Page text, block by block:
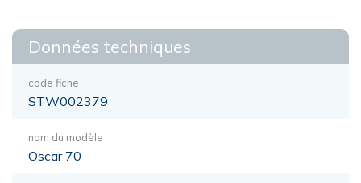
Données techniques
code fiche
STW002379
nom du modèle
Oscar 70